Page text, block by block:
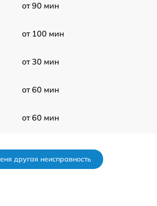
от 90 мин
от 100 мин
от 30 мин
от 60 мин
от 60 мин
другая неисправность